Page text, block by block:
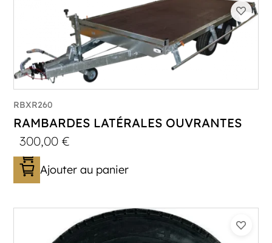
RBXR260
RAMBARDES LATÉRALES OUVRANTES
300,00€
Ajouter au panier